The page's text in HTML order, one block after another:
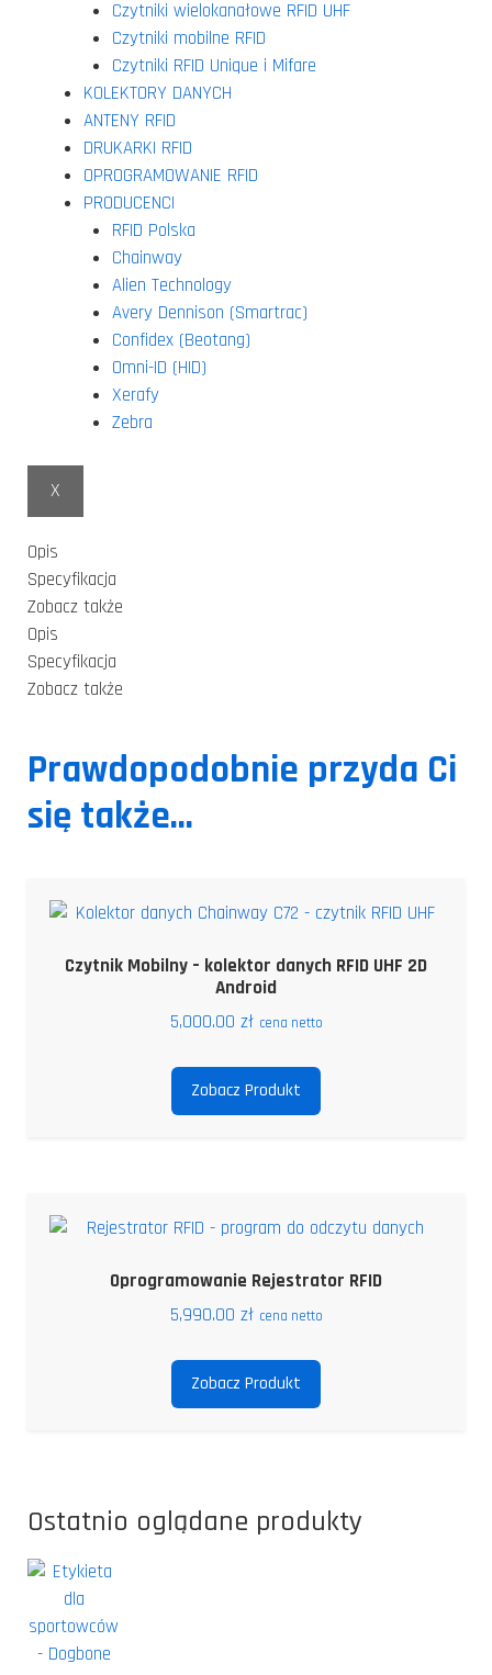
Czytniki wielokanałowe RFID UHF
Czytniki mobilne RFID
Czytniki RFID Unique i Mifare
KOLEKTORY DANYCH
ANTENY RFID
DRUKARKI RFID
OPROGRAMOWANIE RFID
PRODUCENCI
RFID Polska
Chainway
Alien Technology
Avery Dennison (Smartrac)
Confidex (Beotang)
Omni-ID (HID)
Xerafy
Zebra
X
Opis
Specyfikacja
Zobacz także
Opis
Specyfikacja
Zobacz także
Prawdopodobnie przyda Ci
się także...
Czytnik Mobilny – kolektor danych RFID UHF 2D
Android
5,000.00 zł cena netto
Zobacz Produkt
Oprogramowanie Rejestrator RFID
5,990.00 zł cena netto
Zobacz Produkt
Ostatnio oglądane produkty